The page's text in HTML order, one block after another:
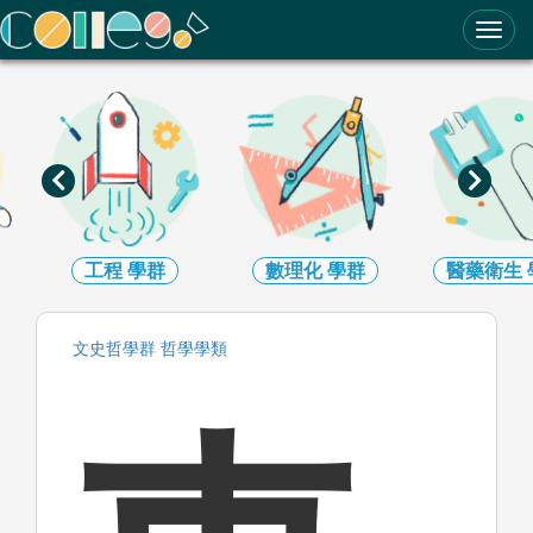
ColleGo! 大學選才與高中育才輔助系統
工程 學群 數理化學群 醫藥衛生
文史哲學群 哲學學類